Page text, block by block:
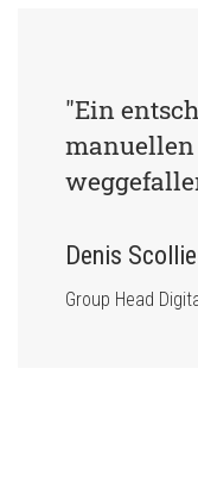
"Ein
manuellen
Denis Scollie
Group Head